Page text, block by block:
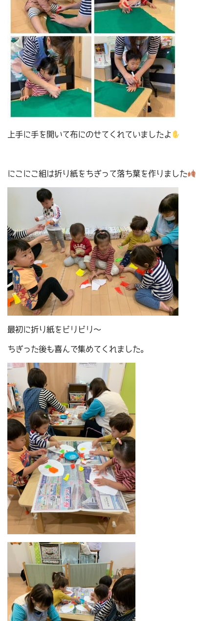
上手に手を開いて布にのせてくれていましたよ
にこにこ組は折り紙をちぎって落ち葉を作りました
最初に折り紙をビリビリ～
ちぎった後も喜んで集めてくれました。